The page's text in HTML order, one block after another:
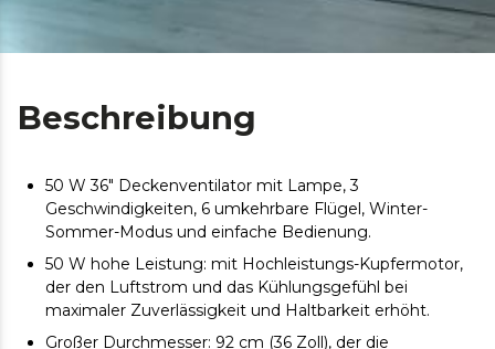
Beschreibung
50 W 36" Deckenventilator mit Lampe, 3
Geschwindigkeiten, 6 umkehrbare Flügel, Winter-
Sommer-Modus und einfache Bedienung.
50 W hohe Leistung: mit Hochleistungs-Kupfermotor,
der den Luftstrom und das Kühlungsgefühl bei
maximaler Zuverlässigkeit und Haltbarkeit erhöht.
Großer Durchmesser: 92 cm (36 Zoll), der die